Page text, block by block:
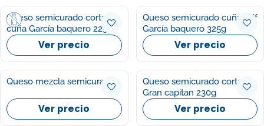
Queso semicurado cortado
cuña García baquero 225g
Ver precio
Queso semicurado cuña bdf
García baquero 325g
Ver precio
Queso mezcla semicurado
Ver precio
Queso semicurado cortado
Gran capitan 230g
Ver precio